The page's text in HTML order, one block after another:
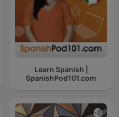
Learn Spanish |
SpanishPod101.com